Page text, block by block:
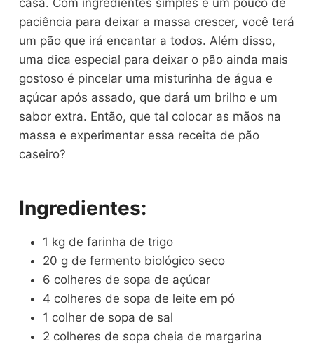
paciência para deixar a massa crescer, você terá
um pão que irá encantar a todos. Além disso,
uma dica especial para deixar o pão ainda mais
gostoso é pincelar uma misturinha de água e
açúcar após assado, que dará um brilho e um
sabor extra. Então, que tal colocar as mãos na
massa e experimentar essa receita de pão
caseiro?
Ingredientes:
1 kg de farinha de trigo
20 g de fermento biológico seco
6 colheres de sopa de açúcar
4 colheres de sopa de leite em pó
1 colher de sopa de sal
2 colheres de sopa cheia de margarina